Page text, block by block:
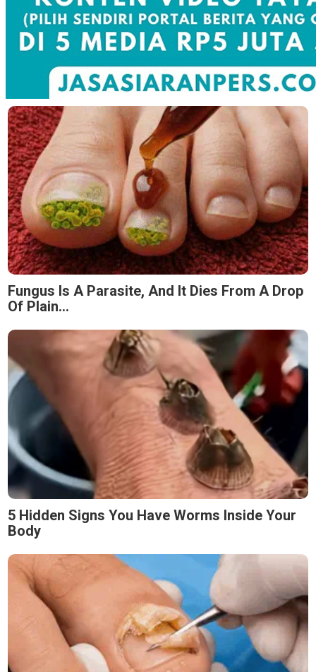
Fungus Is A Parasite, And It Dies From A Drop
Of Plain...
5 Hidden Signs You Have Worms Inside Your
Body